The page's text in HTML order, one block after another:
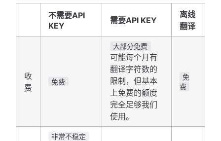
不需要API
KEY
需要API KEY
离线
翻译
收
费
免费
大部分免费
可能每个月有
翻译字符数的
限制，但基本
上免费的额度
完全足够我们
使用。
免
费
非常不稳定